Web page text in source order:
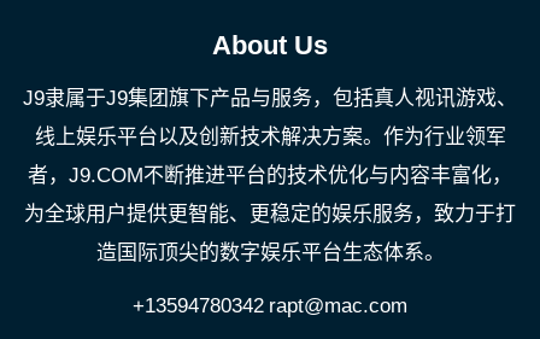
About Us
J9隶属于J9集团旗下产品与服务，包括真人视讯游戏、
线上娱乐平台以及创新技术解决方案。作为行业领军
者，J9.COM不断推进平台的技术优化与内容丰富化，
为全球用户提供更智能、更稳定的娱乐服务，致力于打
造国际顶尖的数字娱乐平台生态体系。
+13594780342 rapt@mac.com